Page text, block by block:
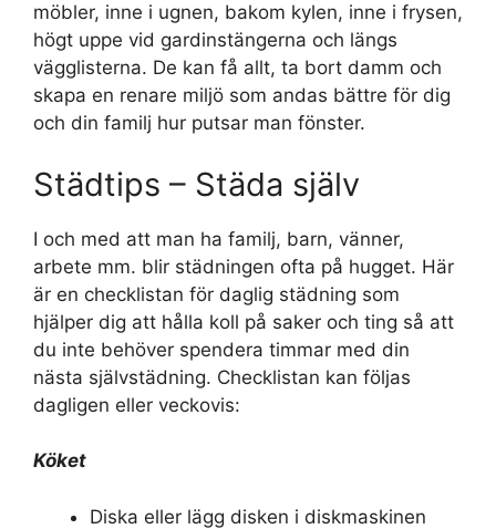
möbler, inne i ugnen, bakom kylen, inne i frysen,
högt uppe vid gardinstängerna och längs
vägglisterna. De kan få allt, ta bort damm och
skapa en renare miljö som andas bättre för dig
och din familj hur putsar man fönster.
Städtips – Städa själv
I och med att man ha familj, barn, vänner,
arbete mm. blir städningen ofta på hugget. Här
är en checklistan för daglig städning som
hjälper dig att hålla koll på saker och ting så att
du inte behöver spendera timmar med din
nästa självstädning. Checklistan kan följas
dagligen eller veckovis:
Köket
Diska eller lägg disken i diskmaskinen